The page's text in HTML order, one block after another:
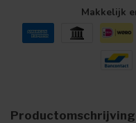
Makkelijk
Productomschrijving